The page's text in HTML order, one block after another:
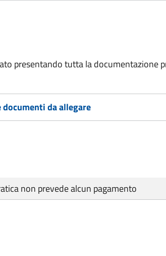
presentando tutta la documentazione
da allegare
non prevede alcun pagamento